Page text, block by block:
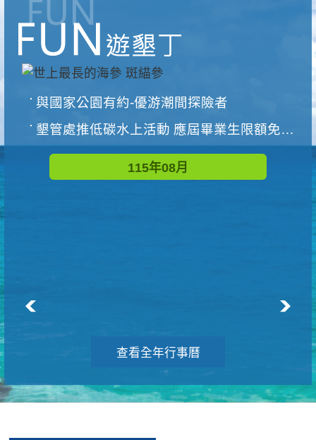
與國家公園有約-優游潮間探險者
墾管處推低碳水上活動 應屆畢業生限額免費參加
115年08月
查看全年行事曆